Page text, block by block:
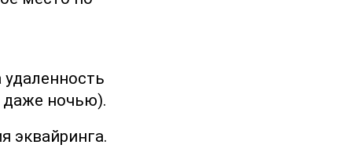
даже ночью).
эквайринга.